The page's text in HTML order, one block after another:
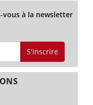
vous à la newsletter
S'inscrire